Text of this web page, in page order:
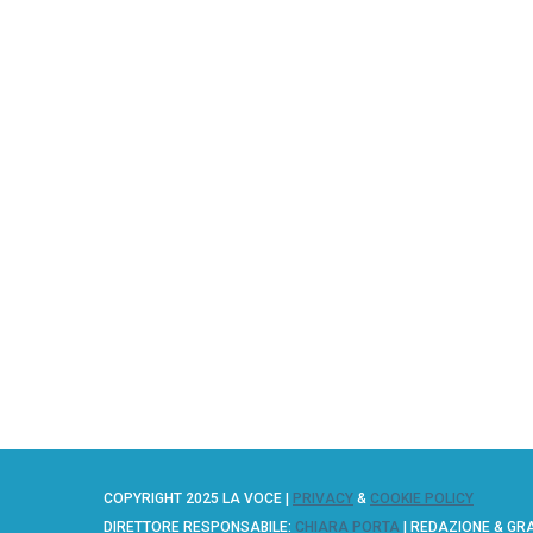
COPYRIGHT 2025 LA VOCE | PRIVACY & COOKIE POLICY
DIRETTORE RESPONSABILE: CHIARA PORTA | REDAZIONE &